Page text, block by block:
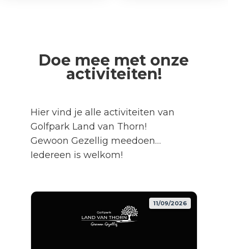
Doe mee met onze
activiteiten!
Hier vind je alle activiteiten van
Golfpark Land van Thorn!
Gewoon Gezellig meedoen…
Iedereen is welkom!
11/09/2026